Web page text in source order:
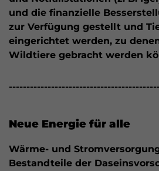
und die finanzielle
zur Verfügung gestellt und
eingerichtet werden, zu
Wildtiere gebracht werden
Neue Energie für alle
Wärme- und
Bestandteile der